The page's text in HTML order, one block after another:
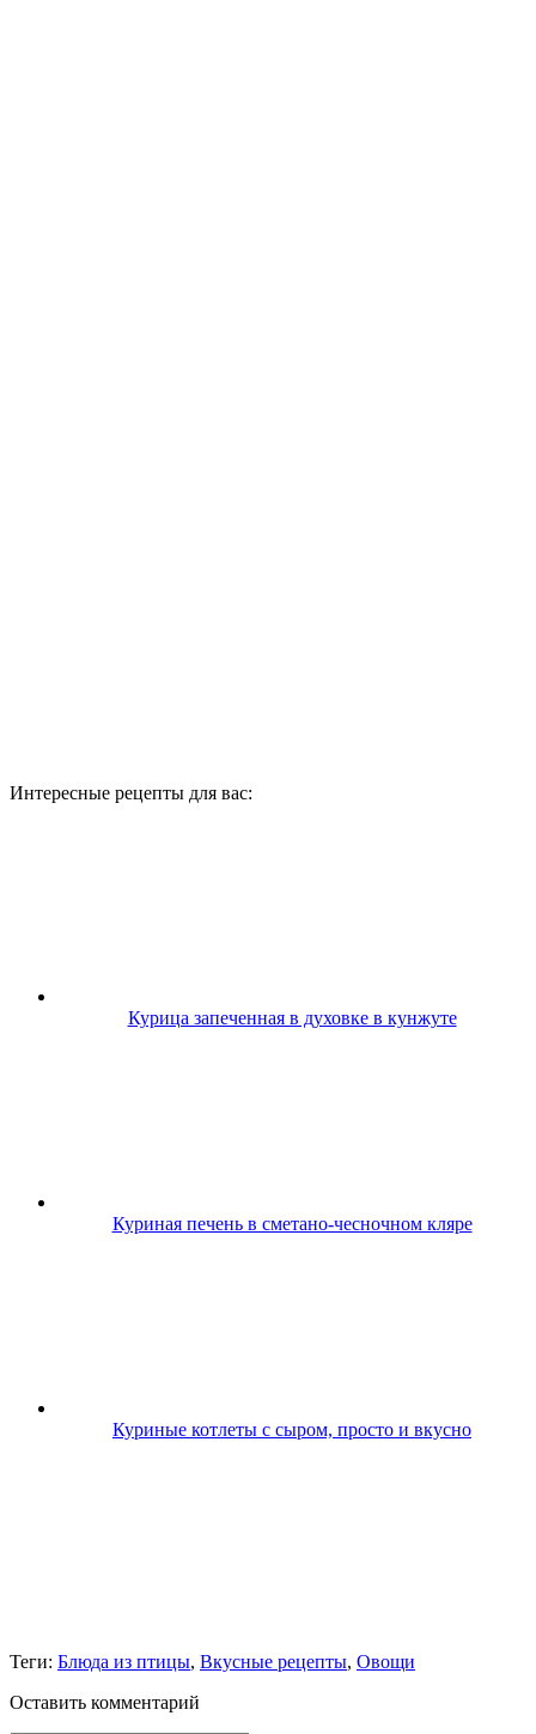
Интересные рецепты для вас:
Курица запеченная в духовке в кунжуте
Куриная печень в сметано-чесночном кляре
Куриные котлеты с сыром, просто и вкусно
Теги: Блюда из птицы, Вкусные рецепты, Овощи
Оставить комментарий